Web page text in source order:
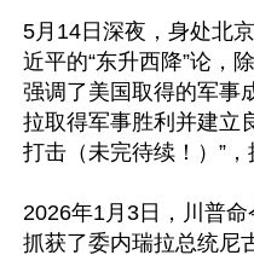
5月14日深夜，身处北
近平的“东升西降”论，
强调了美国取得的军事
拉取得军事胜利并建立
打击（未完待续！）”，
2026年1月3日，川普命
抓获了委内瑞拉总统尼